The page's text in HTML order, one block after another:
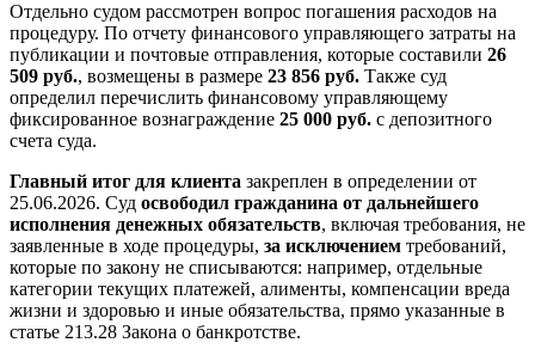
Отдельно судом рассмотрен вопрос погашения расходов на
процедуру. По отчету финансового управляющего затраты на
публикации и почтовые отправления, которые составили 26
509 руб., возмещены в размере 23 856 руб. Также суд
определил перечислить финансовому управляющему
фиксированное вознаграждение 25 000 руб. с депозитного
счета суда.
Главный итог для клиента закреплен в определении от
25.06.2026. Суд освободил гражданина от дальнейшего
исполнения денежных обязательств, включая требования, не
заявленные в ходе процедуры, за исключением требований,
которые по закону не списываются: например, отдельные
категории текущих платежей, алименты, компенсации вреда
жизни и здоровью и иные обязательства, прямо указанные в
статье 213.28 Закона о банкротстве.